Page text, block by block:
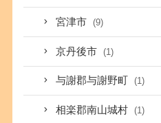
宮津市 (9)
京丹後市 (1)
与謝郡与謝野町 (1)
相楽郡南山城村 (1)